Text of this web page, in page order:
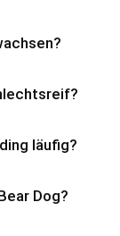
läufig?
Dog?